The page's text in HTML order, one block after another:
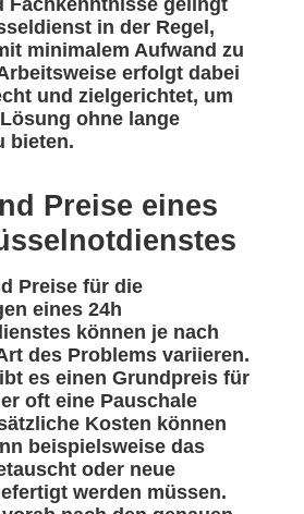
Fachkenntnisse gelingt
in der Regel,
minimalem Aufwand zu
erfolgt dabei
und zielgerichtet, um
ohne lange
bieten.
Preise eines
Preise für die
eines 24h
können je nach
des Problems variieren.
es einen Grundpreis für
oft eine Pauschale
Kosten können
beispielsweise das
oder neue
werden müssen.